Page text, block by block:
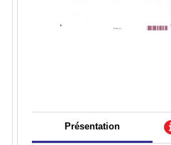
Présentation